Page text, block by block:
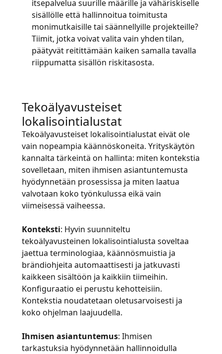
itsepalvelua suurille määrille ja vähäriskiselle
sisällölle että hallinnoitua toimitusta
monimutkaisille tai säännellyille projekteille?
Tiimit, jotka voivat valita vain yhden tilan,
päätyvät reitittämään kaiken samalla tavalla
riippumatta sisällön riskitasosta.
Tekoälyavusteiset
lokalisointialustat
Tekoälyavusteiset lokalisointialustat eivät ole
vain nopeampia käännöskoneita. Yrityskäytön
kannalta tärkeintä on hallinta: miten kontekstia
sovelletaan, miten ihmisen asiantuntemusta
hyödynnetään prosessissa ja miten laatua
valvotaan koko työnkulussa eikä vain
viimeisessä vaiheessa.
Konteksti: Hyvin suunniteltu
tekoälyavusteinen lokalisointialusta soveltaa
jaettua terminologiaa, käännösmuistia ja
brändiohjeita automaattisesti ja jatkuvasti
kaikkeen sisältöön ja kaikkiin tiimeihin.
Konfiguraatio ei perustu kehotteisiin.
Kontekstia noudatetaan oletusarvoisesti ja
koko ohjelman laajuudella.
Ihmisen asiantuntemus: Ihmisen
tarkastuksia hyödynnetään hallinnoidulla